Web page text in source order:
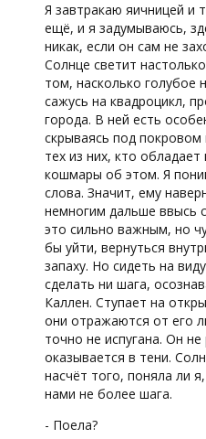
Я завтракаю яичницей и
ещё, и я задумываюсь,
никак, если он сам не
Солнце светит
том, насколько голубое
сажусь на квадроцикл,
города. В ней есть
скрываясь под
тех из них, кто
кошмары об этом. Я
слова. Значит, ему
немногим дальше ввысь
это сильно важным, но
бы уйти, вернуться
запаху. Но сидеть на
сделать ни шага,
Каллен. Ступает на
они отражаются от его
точно не испугана. Он
оказывается в тени.
насчёт того, поняла ли
нами не более шага.
- Поела?